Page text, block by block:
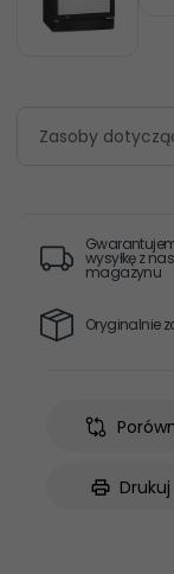
Zasoby
wysyłkę z
magazynu
Oryginalnie